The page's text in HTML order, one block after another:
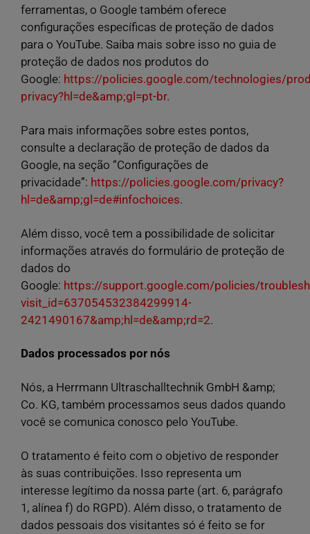
ferramentas, o Google também oferece
configurações específicas de proteção de dados
para o YouTube. Saiba mais sobre isso no guia de
proteção de dados nos produtos do
Google: https://policies.google.com/technologies/
privacy?hl=de&amp;gl=pt-br.
Para mais informações sobre estes pontos,
consulte a declaração de proteção de dados da
Google, na seção “Configurações de
privacidade”: https://policies.google.com/privacy?
hl=de&amp;gl=de#infochoices.
Além disso, você tem a possibilidade de solicitar
informações através do formulário de proteção de
dados do
Google: https://support.google.com/policies/
visit_id=637054532384299914-
2421490167&amp;hl=de&amp;rd=2.
Dados processados por nós
Nós, a Herrmann Ultraschalltechnik GmbH &amp;
Co. KG, também processamos seus dados quando
você se comunica conosco pelo YouTube.
O tratamento é feito com o objetivo de responder
às suas contribuições. Isso representa um
interesse legítimo da nossa parte (art. 6, parágrafo
1, alínea f) do RGPD). Além disso, o tratamento de
dados pessoais dos visitantes só é feito se for